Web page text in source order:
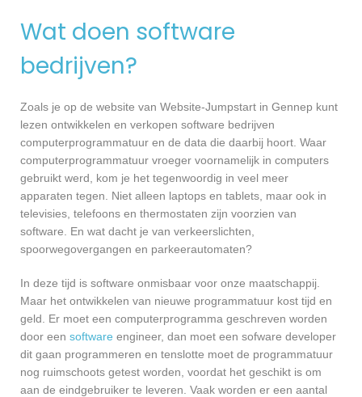
Wat doen software
bedrijven?
Zoals je op de website van Website-Jumpstart in Gennep kunt
lezen ontwikkelen en verkopen software bedrijven
computerprogrammatuur en de data die daarbij hoort. Waar
computerprogrammatuur vroeger voornamelijk in computers
gebruikt werd, kom je het tegenwoordig in veel meer
apparaten tegen. Niet alleen laptops en tablets, maar ook in
televisies, telefoons en thermostaten zijn voorzien van
software. En wat dacht je van verkeerslichten,
spoorwegovergangen en parkeerautomaten?
In deze tijd is software onmisbaar voor onze maatschappij.
Maar het ontwikkelen van nieuwe programmatuur kost tijd en
geld. Er moet een computerprogramma geschreven worden
door een software engineer, dan moet een sofware developer
dit gaan programmeren en tenslotte moet de programmatuur
nog ruimschoots getest worden, voordat het geschikt is om
aan de eindgebruiker te leveren. Vaak worden er een aantal